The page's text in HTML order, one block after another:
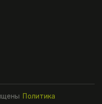
Политика